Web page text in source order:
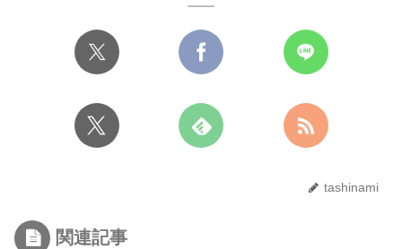
tashinami
関連記事